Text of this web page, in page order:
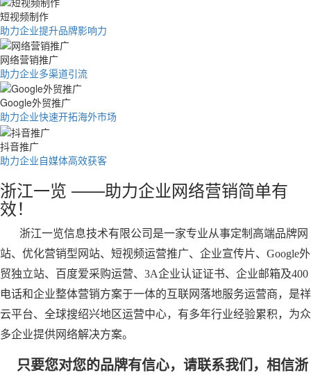
短视频制作
助力企业提升品牌影响力
网络营销推广
助力企业多渠道引流
Google外贸推广
助力企业快速开拓海外市场
抖音推广
助力企业自媒体高效获客
浙江一览 ——助力企业网络营销简单有
效！
浙江一览信息技术有限公司是一家专业从事定制高端品牌网
站、优化营销型网站、短视频运营推广、企业宣传片、Google外
贸独立站、百度爱采购运营、 3A企业认证证书、企业邮箱及400
电话和企业整体营销方案于一体的互联网落地服务运营商，是祥
云平台、全球搜绍兴地区运营中心，有多年行业经验累积，为众
多企业提供网络解决方案。
只要您对您的品牌有信心，请联系我们，相信浙